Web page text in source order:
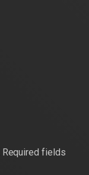
Required fields